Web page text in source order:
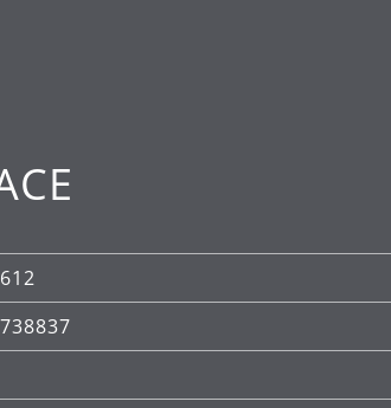
souladu s návodem k použití.